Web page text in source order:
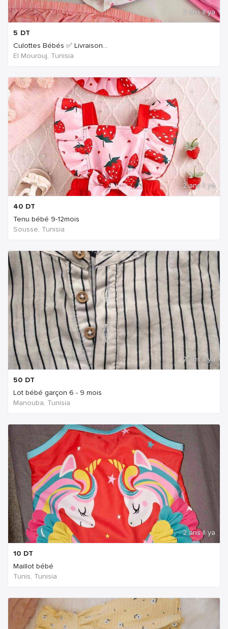
2 ans Il ya
5 DT
Culottes Bébés ✅ Livraison...
El Mourouj, Tunisia
2 ans Il ya
40 DT
Tenu bébé 9-12mois
Sousse, Tunisia
2 ans Il ya
50 DT
Lot bébé garçon 6 - 9 mois
Manouba, Tunisia
2 ans Il ya
10 DT
Maillot bébé
Tunis, Tunisia